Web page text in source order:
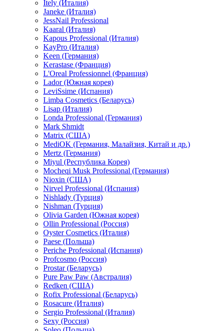
Itely (Италия)
Janeke (Италия)
JessNail Professional
Kaaral (Италия)
Kapous Professional (Италия)
KayPro (Италия)
Keen (Германия)
Kerastase (Франция)
L'Oreal Professionnel (Франция)
Lador (Южная корея)
LeviSsime (Испания)
Limba Cosmetics (Беларусь)
Lisap (Италия)
Londa Professional (Германия)
Mark Shmidt
Matrix (США)
MediOK (Германия, Малайзия, Китай и др.)
Mertz (Германия)
Miyul (Республика Корея)
Mocheqi Musk Professional (Германия)
Nioxin (США)
Nirvel Professional (Испания)
Nishlady (Турция)
Nishman (Турция)
Olivia Garden (Южная корея)
Ollin Professional (Россия)
Oyster Cosmetics (Италия)
Paese (Польша)
Periche Professional (Испания)
Profcosmo (Россия)
Prostar (Беларусь)
Pure Paw Paw (Австралия)
Redken (США)
Rofix Professional (Беларусь)
Rosacure (Италия)
Sergio Professional (Италия)
Sexy (Россия)